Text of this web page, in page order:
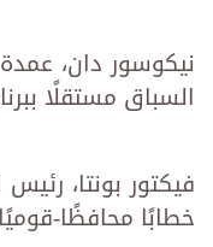
نيكوسور دان،
السباق مستقلًا
فيكتور بونتا،
خطابًا محافظًا-